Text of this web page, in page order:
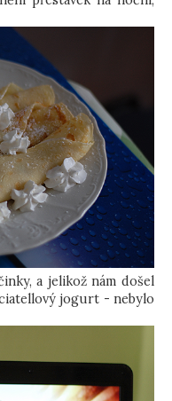
a jelikož nám došel
jogurt - nebylo